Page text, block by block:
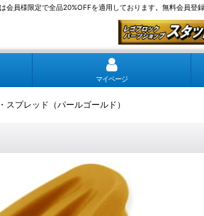
会員様限定で全品20%OFFを適用しております。無料会員登
マイページ
スプレッド（パールゴールド）